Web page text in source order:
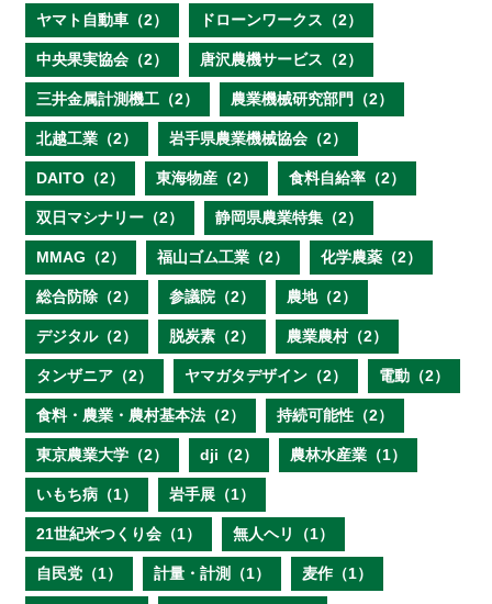
ヤマト自動車（2） ドローンワークス（2）
中央果実協会（2） 唐沢農機サービス（2）
三井金属計測機工（2） 農業機械研究部門（2）
北越工業（2） 岩手県農業機械協会（2）
DAITO（2） 東海物産（2） 食料自給率（2）
双日マシナリー（2） 静岡県農業特集（2）
MMAG（2） 福山ゴム工業（2） 化学農薬（2）
総合防除（2） 参議院（2） 農地（2）
デジタル（2） 脱炭素（2） 農業農村（2）
タンザニア（2） ヤマガタデザイン（2） 電動（2）
食料・農業・農村基本法（2） 持続可能性（2）
東京農業大学（2） dji（2） 農林水産業（1）
いもち病（1） 岩手展（1）
21世紀米つくり会（1） 無人ヘリ（1）
自民党（1） 計量・計測（1） 麦作（1）